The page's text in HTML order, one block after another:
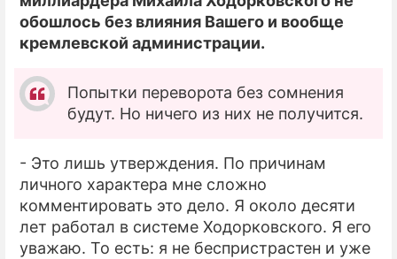
обошлось без влияния Вашего и вообще
кремлевской администрации.
Попытки переворота без сомнения
будут. Но ничего из них не получится.
- Это лишь утверждения. По причинам
личного характера мне сложно
комментировать это дело. Я около десяти
лет работал в системе Ходорковского. Я его
уважаю. То есть: я не беспристрастен и уже